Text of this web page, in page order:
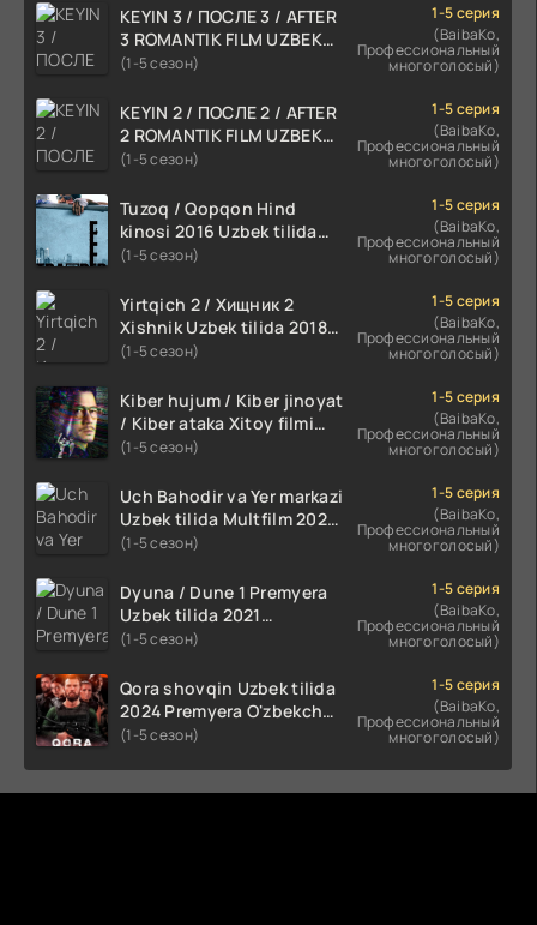
KEYIN 3 / ПОСЛЕ 3 / AFTER
3 ROMANTIK FILM UZBEK
TILIDA 2021 TARJIMA FILM
(1-5 сезон)
1-5 серия
(BaibaKo,
Профессиональный
многоголосый)
KEYIN 2 / ПОСЛЕ 2 / AFTER
2 ROMANTIK FILM UZBEK
TILIDA 2020 TARJIMA FILM
(1-5 сезон)
1-5 серия
(BaibaKo,
Профессиональный
многоголосый)
Tuzoq / Qopqon Hind
kinosi 2016 Uzbek tilida
tarjima film HD
(1-5 сезон)
1-5 серия
(BaibaKo,
Профессиональный
многоголосый)
Yirtqich 2 / Хищник 2
Xishnik Uzbek tilida 2018-
2024 O'zbekcha tarjima
(1-5 сезон)
1-5 серия
(BaibaKo,
Профессиональный
многоголосый)
Kiber hujum / Kiber jinoyat
/ Kiber ataka Xitoy filmi
Uzbek tilida O'zbekcha
HD skachat
(1-5 сезон)
1-5 серия
(BaibaKo,
Профессиональный
многоголосый)
Uch Bahodir va Yer markazi
Uzbek tilida Multfilm 2025
tarjima HD skachat
(1-5 сезон)
1-5 серия
(BaibaKo,
Профессиональный
многоголосый)
Dyuna / Dune 1 Premyera
Uzbek tilida 2021
O'zbekcha tarjima kino HD
(1-5 сезон)
1-5 серия
(BaibaKo,
Профессиональный
многоголосый)
Qora shovqin Uzbek tilida
2024 Premyera O'zbekcha
tarjima kino HD skachat
(1-5 сезон)
1-5 серия
(BaibaKo,
Профессиональный
многоголосый)